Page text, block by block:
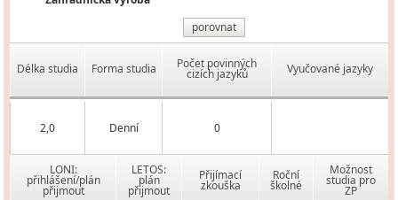
porovnat
Délka studia Forma studia Počet povinných
cizích jazyků Vyučované jazyky
2,0 Denní 0
LONI:
přihlášení/plán
přijmout
LETOS:
plán
přijmout
Přijímací
zkouška
Roční
školné
Možnost
studia pro
ZP